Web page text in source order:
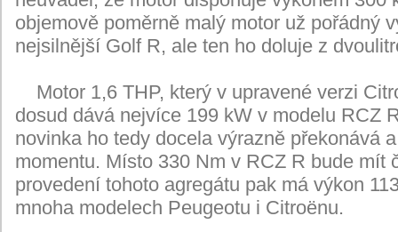
objemově poměrně malý motor už pořádný
nejsilnější Golf R, ale ten ho doluje z
Motor 1,6 THP, který v upravené verzi
dosud dává nejvíce 199 kW v modelu RCZ
novinka ho tedy docela výrazně překonává
momentu. Místo 330 Nm v RCZ R bude mít
provedení tohoto agregátu pak má výkon
mnoha modelech Peugeotu i Citroënu.